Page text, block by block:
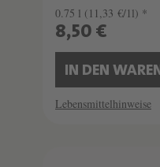
0.75 l (11,33 €/1l) *
8,50 €
IN DEN
Lebensmittelhinweise